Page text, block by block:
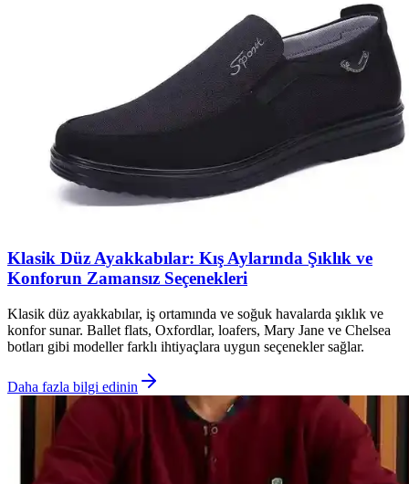
Klasik Düz Ayakkabılar: Kış Aylarında Şıklık ve
Konforun Zamansız Seçenekleri
Klasik düz ayakkabılar, iş ortamında ve soğuk havalarda şıklık ve
konfor sunar. Ballet flats, Oxfordlar, loafers, Mary Jane ve Chelsea
botları gibi modeller farklı ihtiyaçlara uygun seçenekler sağlar.
Daha fazla bilgi edinin